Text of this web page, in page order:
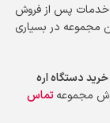
خدمات پس از فروش
در بسیاری
دستگاه اره
مجموعهتماس